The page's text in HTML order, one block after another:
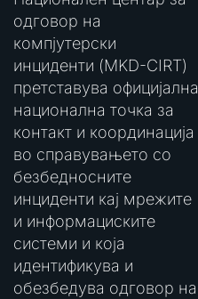
одговор на
компјутерски
инциденти (MKD-CIRT)
претставува официјална
национална точка за
контакт и координација
во справувањето со
безбедносните
инциденти кај мрежите
и информациските
системи и која
идентификува и
обезбедува одговор на